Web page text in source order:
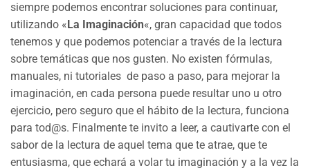
siempre podemos encontrar soluciones para continuar,
utilizando «La Imaginación«, gran capacidad que todos
tenemos y que podemos potenciar a través de la lectura
sobre temáticas que nos gusten. No existen fórmulas,
manuales, ni tutoriales de paso a paso, para mejorar la
imaginación, en cada persona puede resultar uno u otro
ejercicio, pero seguro que el hábito de la lectura, funciona
para tod@s. Finalmente te invito a leer, a cautivarte con el
sabor de la lectura de aquel tema que te atrae, que te
entusiasma, que echará a volar tu imaginación y a la vez la